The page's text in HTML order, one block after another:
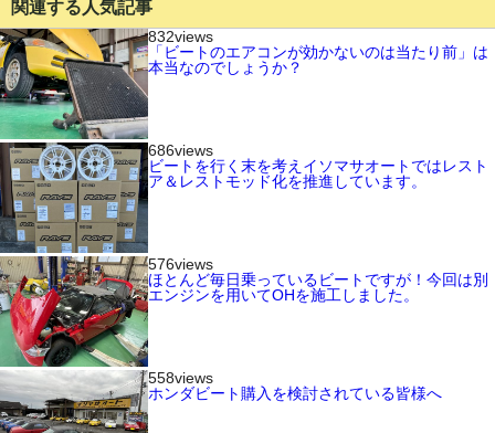
関連する人気記事
832views
「ビートのエアコンが効かないのは当たり前」は
本当なのでしょうか？
686views
ビートを行く末を考えイソマサオートではレスト
ア＆レストモッド化を推進しています。
576views
ほとんど毎日乗っているビートですが！今回は別
エンジンを用いてOHを施工しました。
558views
ホンダビート購入を検討されている皆様へ